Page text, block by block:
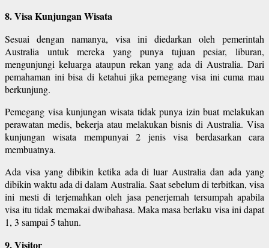
8. Visa Kunjungan Wisata
Sesuai dengan namanya, visa ini diedarkan oleh pemerintah
Australia untuk mereka yang punya tujuan pesiar, liburan,
mengunjungi keluarga ataupun rekan yang ada di Australia. Dari
pemahaman ini bisa di ketahui jika pemegang visa ini cuma mau
berkunjung.
Pemegang visa kunjungan wisata tidak punya izin buat melakukan
perawatan medis, bekerja atau melakukan bisnis di Australia. Visa
kunjungan wisata mempunyai 2 jenis visa berdasarkan cara
membuatnya.
Ada visa yang dibikin ketika ada di luar Australia dan ada yang
dibikin waktu ada di dalam Australia. Saat sebelum di terbitkan, visa
ini mesti di terjemahkan oleh jasa penerjemah tersumpah apabila
visa itu tidak memakai dwibahasa. Maka masa berlaku visa ini dapat
1, 3 sampai 5 tahun.
9. Visitor